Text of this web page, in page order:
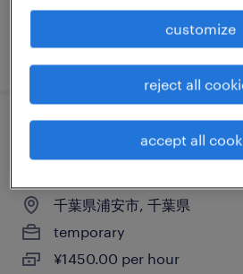
posted 16 july 2024
流通・サービス系のデータ
チャー
千葉県浦安市, 千葉県
temporary
¥1450.00 per hour
customize
reject all
accept all